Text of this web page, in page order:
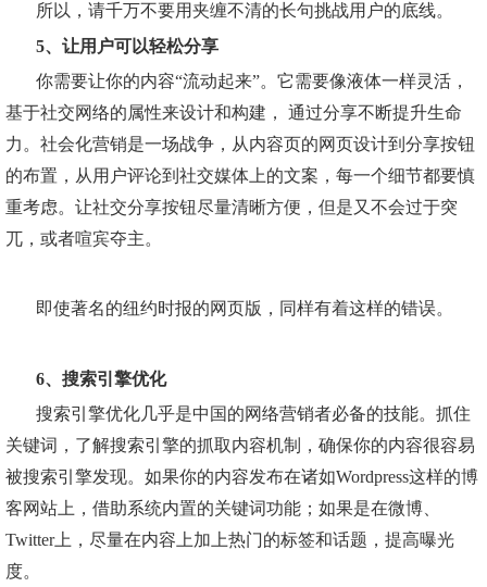
所以，请千万不要用夹缠不清的长句挑战用户的底线。
5、让用户可以轻松分享
你需要让你的内容“流动起来”。它需要像液体一样灵活，
基于社交网络的属性来设计和构建， 通过分享不断提升生命
力。社会化营销是一场战争，从内容页的网页设计到分享按钮
的布置，从用户评论到社交媒体上的文案，每一个细节都要慎
重考虑。让社交分享按钮尽量清晰方便，但是又不会过于突
兀，或者喧宾夺主。
即使著名的纽约时报的网页版，同样有着这样的错误。
6、搜索引擎优化
搜索引擎优化几乎是中国的网络营销者必备的技能。抓住
关键词，了解搜索引擎的抓取内容机制，确保你的内容很容易
被搜索引擎发现。如果你的内容发布在诸如Wordpress这样的博
客网站上，借助系统内置的关键词功能；如果是在微博、
Twitter上，尽量在内容上加上热门的标签和话题，提高曝光
度。